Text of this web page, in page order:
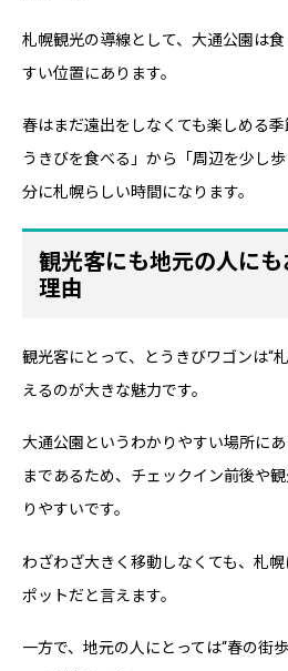
札幌観光の導線として、大通公園は
すい位置にあります。
春はまだ遠出をしなくても楽しめる
うきびを食べる」から「周辺を少し
分に札幌らしい時間になります。
観光客にも地元の人に
理由
観光客にとって、とうきびワゴンは“
えるのが大きな魅力です。
大通公園というわかりやすい場所に
まであるため、チェックイン前後や
りやすいです。
わざわざ大きく移動しなくても、札
ポットだと言えます。
一方で、地元の人にとっては“春の街